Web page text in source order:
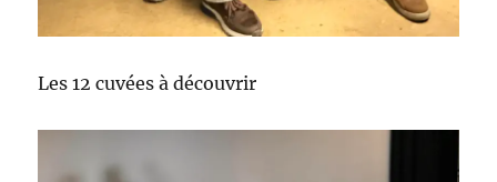
Les 12 cuvées à découvrir